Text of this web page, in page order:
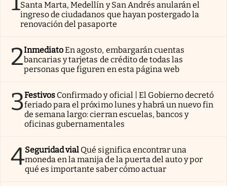
Santa Marta, Medellín y San Andrés anularán el
ingreso de ciudadanos que hayan postergado la
renovación del pasaporte
2InmediatoEn agosto, embargarán cuentas
bancarias y tarjetas de crédito de todas las
personas que figuren en esta página web
3Festivos Confirmado y oficial | El Gobierno decretó
feriado para el próximo lunes y habrá un nuevo fin
de semana largo: cierran escuelas, bancos y
oficinas gubernamentales
4Seguridad vial Qué significa encontrar una
moneda en la manija de la puerta del auto y por
qué es importante saber cómo actuar